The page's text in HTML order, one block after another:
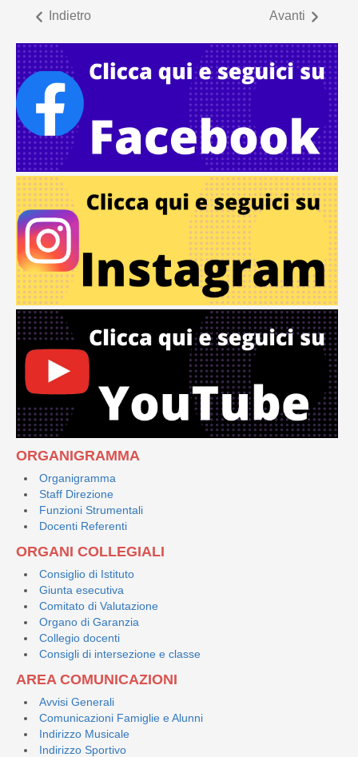
ORGANIGRAMMA
Organigramma
Staff Direzione
Funzioni Strumentali
Docenti Referenti
ORGANI COLLEGIALI
Consiglio di Istituto
Giunta esecutiva
Comitato di Valutazione
Organo di Garanzia
Collegio docenti
Consigli di intersezione e classe
AREA COMUNICAZIONI
Avvisi Generali
Comunicazioni Famiglie e Alunni
Indirizzo Musicale
Indirizzo Sportivo
Indietro Avanti